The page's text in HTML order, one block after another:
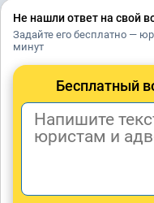
Не нашли ответ на свой
Задайте его бесплатно —
минут
Бесплатный